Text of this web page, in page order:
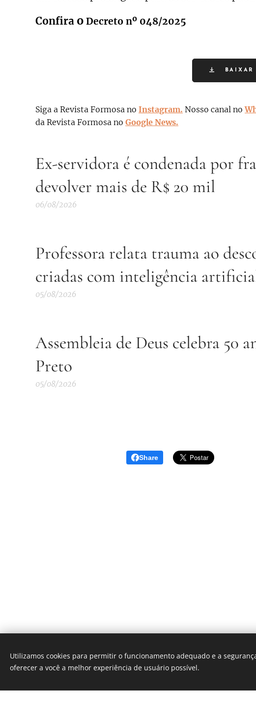
Confira o Decreto nº 048/2025
BAIXAR
Siga a Revista Formosa no Instagram. Nosso canal no
da Revista Formosa no Google News.
Ex-servidora é condenada por
devolver mais de R$ 20 mil
06/08/2026
Professora relata trauma ao
criadas com inteligência
05/08/2026
Assembleia de Deus celebra 50
Preto
05/08/2026
Share
Utilizamos cookies para permitir o funcionamento adequado e a
oferecer a você a melhor experiência de usuário possível.